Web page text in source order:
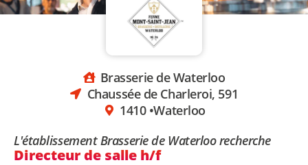
Brasserie de Waterloo
Chaussée de Charleroi, 591
1410 •Waterloo
L'établissement Brasserie de Waterloo recherche
Directeur de salle h/f